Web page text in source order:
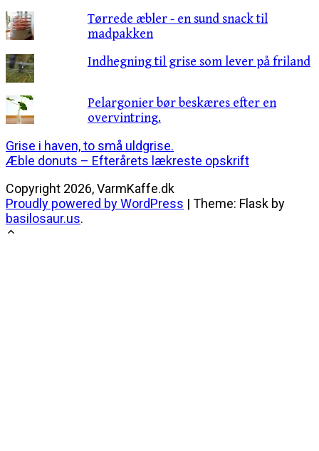
Tørrede æbler - en sund snack til
madpakken
Indhegning til grise som lever på friland
Pelargonier bør beskæres efter en
overvintring.
Indlægsnavigation
Grise i haven, to små uldgrise.
Æble donuts – Efterårets lækreste opskrift
Copyright 2026, VarmKaffe.dk
Proudly powered by WordPress | Theme: Flask by
basilosaur.us.